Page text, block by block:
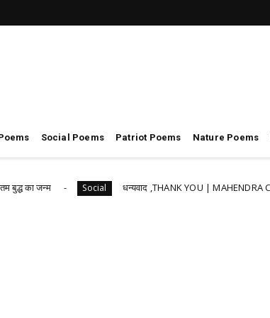
Social Poems Patriot Poems Nature Poems
जन्म Social धन्यवाद ,THANK YOU | MAHENDRA CAMA